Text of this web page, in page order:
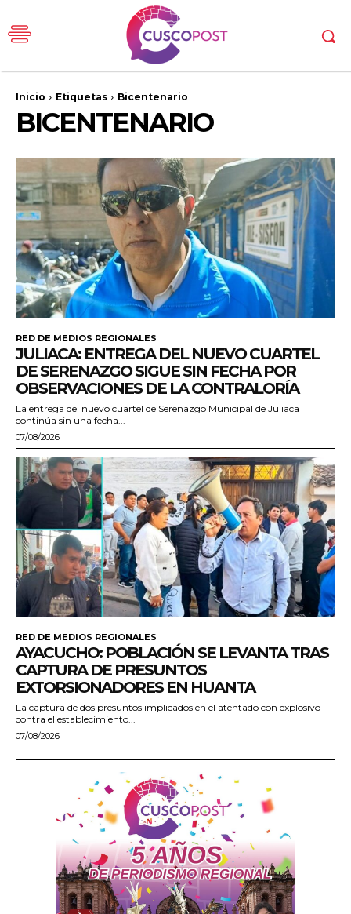
Inicio Etiquetas Bicentenario
BICENTENARIO
RED DE MEDIOS REGIONALES
JULIACA: ENTREGA DEL NUEVO CUARTEL
DE SERENAZGO SIGUE SIN FECHA POR
OBSERVACIONES DE LA CONTRALORÍA
La entrega del nuevo cuartel de Serenazgo Municipal de Juliaca
continúa sin una fecha...
07/08/2026
RED DE MEDIOS REGIONALES
AYACUCHO: POBLACIÓN SE LEVANTA TRAS
CAPTURA DE PRESUNTOS
EXTORSIONADORES EN HUANTA
La captura de dos presuntos implicados en el atentado con explosivo
contra el establecimiento...
07/08/2026